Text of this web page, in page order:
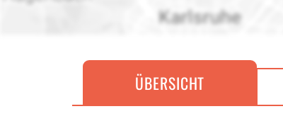
ÜBERSICHT